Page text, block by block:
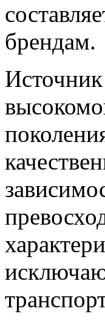
брендам.
Источник